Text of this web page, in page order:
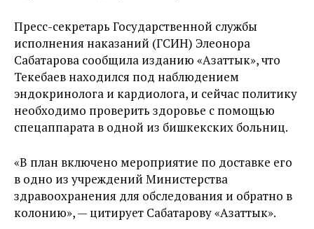
Пресс-секретарь Государственной службы
исполнения наказаний (ГСИН) Элеонора
Сабатарова сообщила изданию «Азаттык», что
Текебаев находился под наблюдением
эндокринолога и кардиолога, и сейчас политику
необходимо проверить здоровье с помощью
спецаппарата в одной из бишкекских больниц.
«В план включено мероприятие по доставке его
в одно из учреждений Министерства
здравоохранения для обследования и обратно в
колонию», — цитирует Сабатарову «Азаттык».